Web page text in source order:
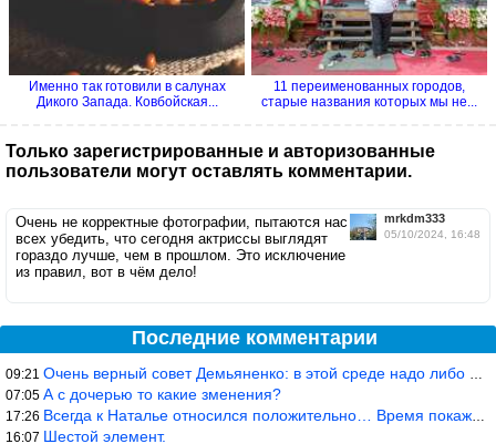
Именно так готовили в салунах
Дикого Запада. Ковбойская...
11 переименованных городов,
старые названия которых мы не...
Только зарегистрированные и авторизованные
пользователи могут оставлять комментарии.
mrkdm333
05/10/2024, 16:48
Очень не корректные фотографии, пытаются нас
всех убедить, что сегодня актриссы выглядят
гораздо лучше, чем в прошлом. Это исключение
из правил, вот в чём дело!
Последние комментарии
09:21 Очень верный совет Демьяненко: в этой среде надо либо иметь зубы
07:05 А с дочерью то какие зменения?
17:26 Всегда к Наталье относился положительно… Время покажет, что буде
16:07 Шестой элемент.